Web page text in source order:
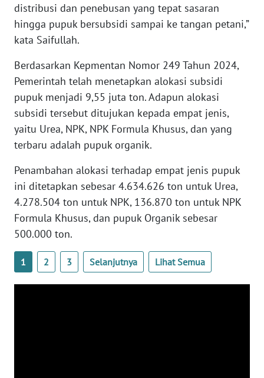
distribusi dan penebusan yang tepat sasaran
hingga pupuk bersubsidi sampai ke tangan petani,”
kata Saifullah.
Berdasarkan Kepmentan Nomor 249 Tahun 2024,
Pemerintah telah menetapkan alokasi subsidi
pupuk menjadi 9,55 juta ton. Adapun alokasi
subsidi tersebut ditujukan kepada empat jenis,
yaitu Urea, NPK, NPK Formula Khusus, dan yang
terbaru adalah pupuk organik.
Penambahan alokasi terhadap empat jenis pupuk
ini ditetapkan sebesar 4.634.626 ton untuk Urea,
4.278.504 ton untuk NPK, 136.870 ton untuk NPK
Formula Khusus, dan pupuk Organik sebesar
500.000 ton.
1 2 3 Selanjutnya Lihat Semua
SULTRA
WN
WN
SULTENG
WN
SULBAR
WN
BABEL
WN
SUMBAR
SUMSEL